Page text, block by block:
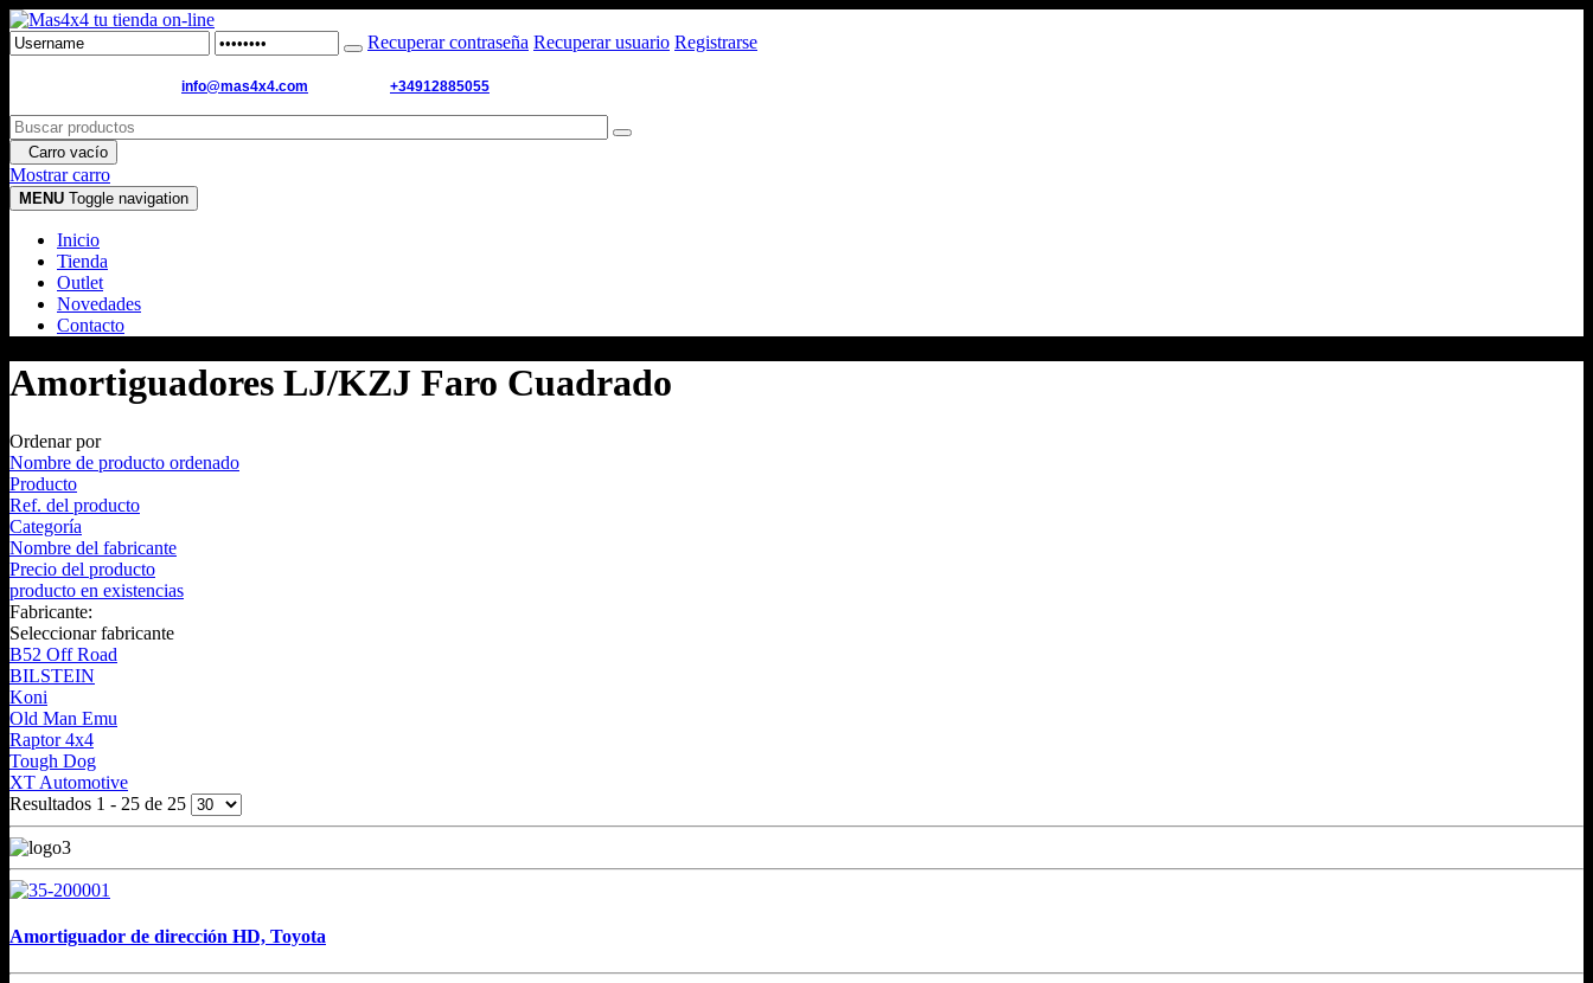
Recuperar contraseña Recuperar usuario Registrarse
info@mas4x4.com +34912885055
Carro vacío
Mostrar carro
MENU Toggle navigation
Inicio
Tienda
Outlet
Novedades
Contacto
Amortiguadores LJ/KZJ Faro Cuadrado
Ordenar por
Nombre de producto ordenado
Producto
Ref. del producto
Categoría
Nombre del fabricante
Precio del producto
producto en existencias
Fabricante:
Seleccionar fabricante
B52 Off Road
BILSTEIN
Koni
Old Man Emu
Raptor 4x4
Tough Dog
XT Automotive
Resultados 1 - 25 de 25
Amortiguador de dirección HD, Toyota